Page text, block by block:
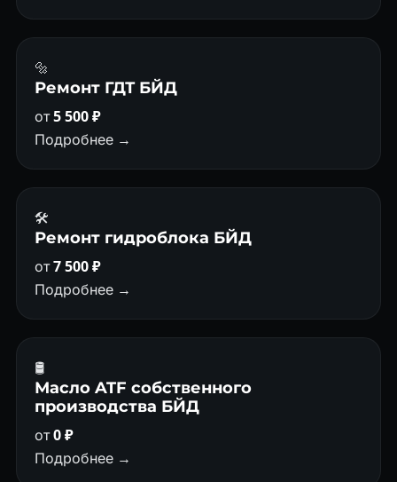
🔩
Ремонт ГДТ БЙД
от5 500 ₽
Подробнее →
🛠️
Ремонт гидроблока БЙД
от7 500 ₽
Подробнее →
🛢
Масло ATF собственного
производства БЙД
от0 ₽
Подробнее →